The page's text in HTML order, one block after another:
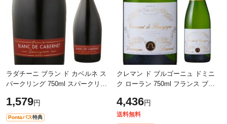
ラダチーニ ブラン ド カベルネ ス
パークリング 750ml スパークリン
1,579円
Pontaパス特典
クレマン ド ブルゴーニュ ドミニ
ク ローラン 750ml フランス ブル
グワイン 浜運
4,436円
送料無料